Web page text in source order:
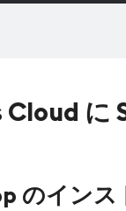
Cloud に
のインス